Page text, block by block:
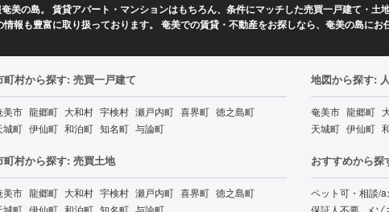
美の島。 賃貸アパート・マンションはもちろん、条件にマッチした売買一戸建て・土
報も豊富に取り扱っております。 奄美での賃貸・不動産をお探しなら、奄美の島にお
町村から探す: 売買一戸建て
美市 龍郷町 大和村 宇検村 瀬戸内町 喜界町 徳之島町
城町 伊仙町 和泊町 知名町 与論町
町村から探す: 売買土地
美市 龍郷町 大和村 宇検村 瀬戸内町 喜界町 徳之島町
地図から探す:
奄美市 龍郷町
天城町 伊仙町
おすすめから
ペット可・相談/